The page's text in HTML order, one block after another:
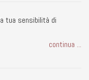
tua sensibilità di
continua ...